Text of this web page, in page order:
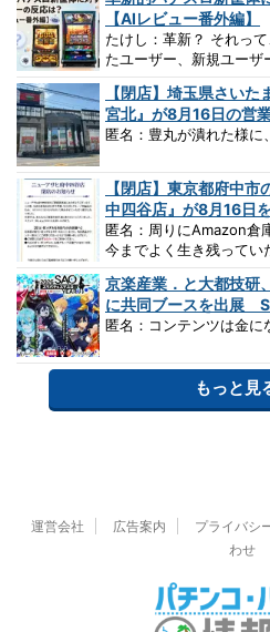
【AIレビュー番外編】
たけし：革新？ それっ
たユーザー、新規ユーザ
【閉店】埼玉県さい
宮北』が8月16日の営
匿名：豊丸が潰れた様に
【閉店】東京都府中
中四谷店』が8月16日
匿名：周りにAmazon倉
今までよく生き残ってい
京楽産業．と大都技研
に共同ブースを出展
匿名：コンテンツは金に
もっと見
運営会社 広告案内 プライバシ
わせ